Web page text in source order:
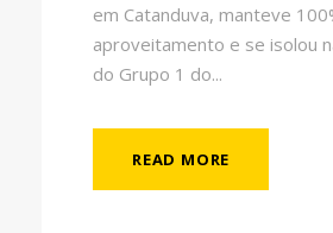
em Catanduva, manteve
aproveitamento e se isolou
do Grupo 1 do...
READ MORE